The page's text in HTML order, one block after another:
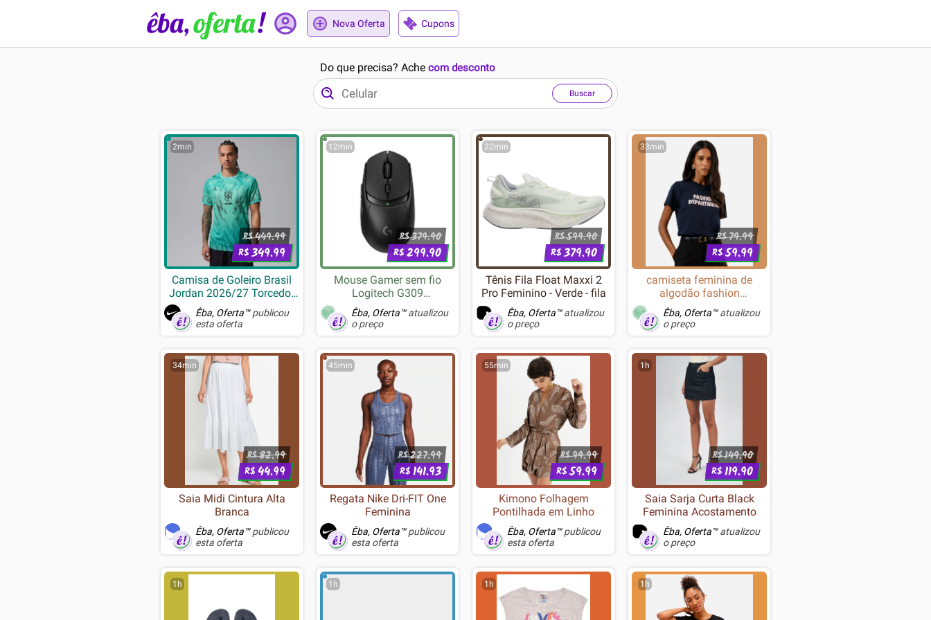
Nova Oferta Cupons
Do que precisa? Ache com desconto
Buscar
2min
R$449.99
R$349.99
Camisa de Goleiro Brasil
Jordan 2026/27 Torcedor
Pro Masculina
Êba, Oferta™publicou
esta oferta
12min
R$379.90
R$299.90
Mouse Gamer sem fio
Logitech G309
LIGHTSPEED com
Switches LIGHTFORCE,
Sensor HERO 25K, 6 botões
007198
Êba, Oferta™atualizou
o preço
22min
R$599.90
R$379.90
Tênis Fila Float Maxxi 2
Pro Feminino - Verde - fila
Êba, Oferta™atualizou
o preço
33min
R$79.99
R$59.99
camiseta feminina de
algodão fashion
department azul
Êba, Oferta™atualizou
o preço
34min
R$82.99
R$44.99
Saia Midi Cintura Alta
Branca
Êba, Oferta™publicou
esta oferta
45min
R$227.99
R$141.93
Regata Nike Dri-FIT One
Feminina
Êba, Oferta™publicou
esta oferta
55min
R$99.99
R$59.99
Kimono Folhagem
Pontilhada em Linho
Êba, Oferta™publicou
esta oferta
1h
R$149.90
R$119.90
Saia Sarja Curta Black
Feminina Acostamento
Êba, Oferta™atualizou
o preço
1h 1h 1h 1h